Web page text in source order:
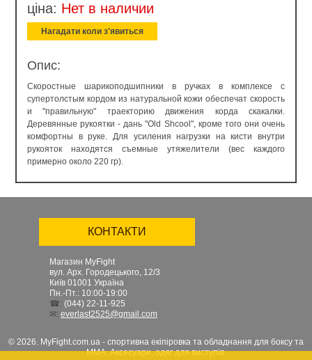
ціна: Нет в наличии
Нагадати коли з'явиться
Опис:
Скоростные шарикоподшипники в ручках в комплексе с
супертолстым кордом из натуральной кожи обеспечат скорость
и "правильную" траекторию движения корда скакалки.
Деревянные рукоятки - дань "Old Shcool", кроме того они очень
комфортны в руке. Для усиления нагрузки на кисти внутри
рукояток находятся съемные утяжелители (вес каждого
примерно около 220 гр).
КОНТАКТИ
Магазин MyFight
вул. Арх. Городецького, 12/3
Київ 01001 Україна
Пн.-Пт.: 10:00-19:00
☎: (044) 22-11-925
✉: everlast2525@gmail.com
© 2026. MyFight.com.ua - спортивна екіпіровка та обладнання для боксу та
ММА. Аксесуари, одяг для виступів.